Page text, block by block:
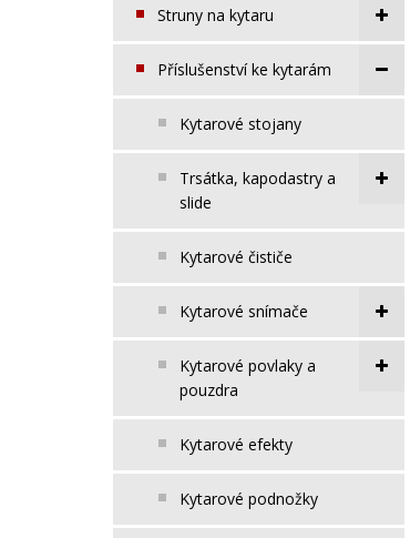
Struny na kytaru
Příslušenství ke kytarám
Kytarové stojany
Trsátka, kapodastry a
slide
Kytarové čističe
Kytarové snímače
Kytarové povlaky a
pouzdra
Kytarové efekty
Kytarové podnožky